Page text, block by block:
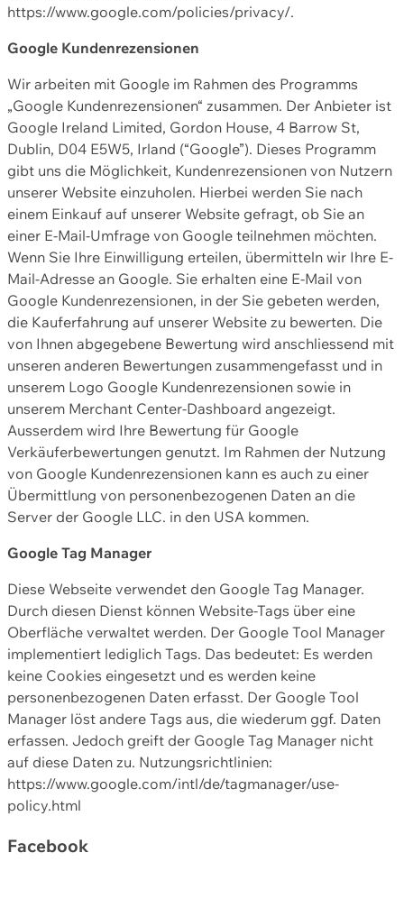
https://www.google.com/policies/privacy/.
Google Kundenrezensionen
Wir arbeiten mit Google im Rahmen des Programms
„Google Kundenrezensionen“ zusammen. Der Anbieter ist
Google Ireland Limited, Gordon House, 4 Barrow St,
Dublin, D04 E5W5, Irland (“Google”). Dieses Programm
gibt uns die Möglichkeit, Kundenrezensionen von Nutzern
unserer Website einzuholen. Hierbei werden Sie nach
einem Einkauf auf unserer Website gefragt, ob Sie an
einer E-Mail-Umfrage von Google teilnehmen möchten.
Wenn Sie Ihre Einwilligung erteilen, übermitteln wir Ihre E-
Mail-Adresse an Google. Sie erhalten eine E-Mail von
Google Kundenrezensionen, in der Sie gebeten werden,
die Kauferfahrung auf unserer Website zu bewerten. Die
von Ihnen abgegebene Bewertung wird anschliessend mit
unseren anderen Bewertungen zusammengefasst und in
unserem Logo Google Kundenrezensionen sowie in
unserem Merchant Center-Dashboard angezeigt.
Ausserdem wird Ihre Bewertung für Google
Verkäuferbewertungen genutzt. Im Rahmen der Nutzung
von Google Kundenrezensionen kann es auch zu einer
Übermittlung von personenbezogenen Daten an die
Server der Google LLC. in den USA kommen.
Google Tag Manager
Diese Webseite verwendet den Google Tag Manager.
Durch diesen Dienst können Website-Tags über eine
Oberfläche verwaltet werden. Der Google Tool Manager
implementiert lediglich Tags. Das bedeutet: Es werden
keine Cookies eingesetzt und es werden keine
personenbezogenen Daten erfasst. Der Google Tool
Manager löst andere Tags aus, die wiederum ggf. Daten
erfassen. Jedoch greift der Google Tag Manager nicht
auf diese Daten zu. Nutzungsrichtlinien:
https://www.google.com/intl/de/tagmanager/use-
policy.html
Facebook